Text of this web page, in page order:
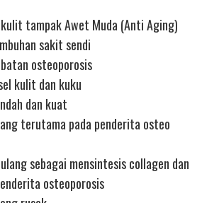
tampak Awet Muda (Anti Aging)
sakit sendi
osteoporosis
kulit dan kuku
dan kuat
terutama pada penderita osteo
sebagai mensintesis collagen dan
osteoporosis